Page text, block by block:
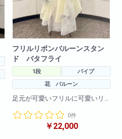
フリルリボンバルーンスタン
ド バタフライ
1段
パイプ
花 バルーン
足元が可愛いフリルに可愛いリ
フリルや、お花、バルーンのお
色の変更も可能です!
0件
￥22,000